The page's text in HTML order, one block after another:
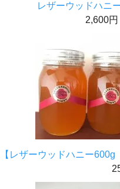
レザーウッドハニ
2,600円
【レザーウッドハニー